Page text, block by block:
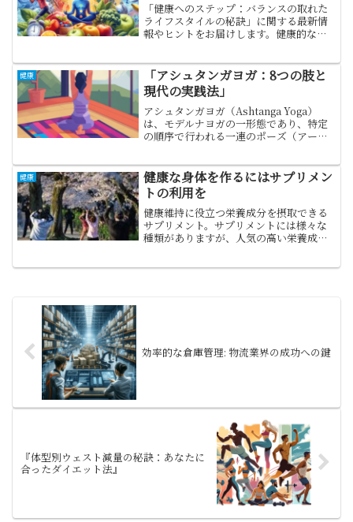
「健康へのステップ：バランスの取れた
ライフスタイルの秘訣」に関する最新情
報やヒントをお届けします。健康的な生
ォローして、日々のライフスタイルを充
実させましょう。健康とウェルネスの旅
を一緒に始めましょう！」
健康
「アシュタンガヨガ：8つの肢と
現代の実践法」
アシュタンガヨガ（Ashtanga Yoga）
は、モデルナヨガの一形態であり、特定
の順序で行われる一連のポーズ（アーサ
トで「8つの肢」を意味する言葉で、この
8つの肢がアシュタンガヨガの哲学的な基
盤を形成していす。
健康
健康な身体を作るにはサプリメン
トの利用を
健康維持に役立つ栄養成分を摂取できる
サプリメント。サプリメントには様々な
種類がありますが、人気の高い栄養成分
効率的な倉庫管理: 物流業界の成功への鍵
『体型別ウェスト減量の秘訣：あなたに
合ったダイエット法』